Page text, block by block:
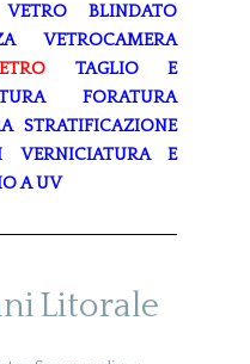
VETRO BLINDATO
VETROCAMERA
TAGLIO E
FORATURA
STRATIFICAZIONE
VERNICIATURA E
A UV
Litorale